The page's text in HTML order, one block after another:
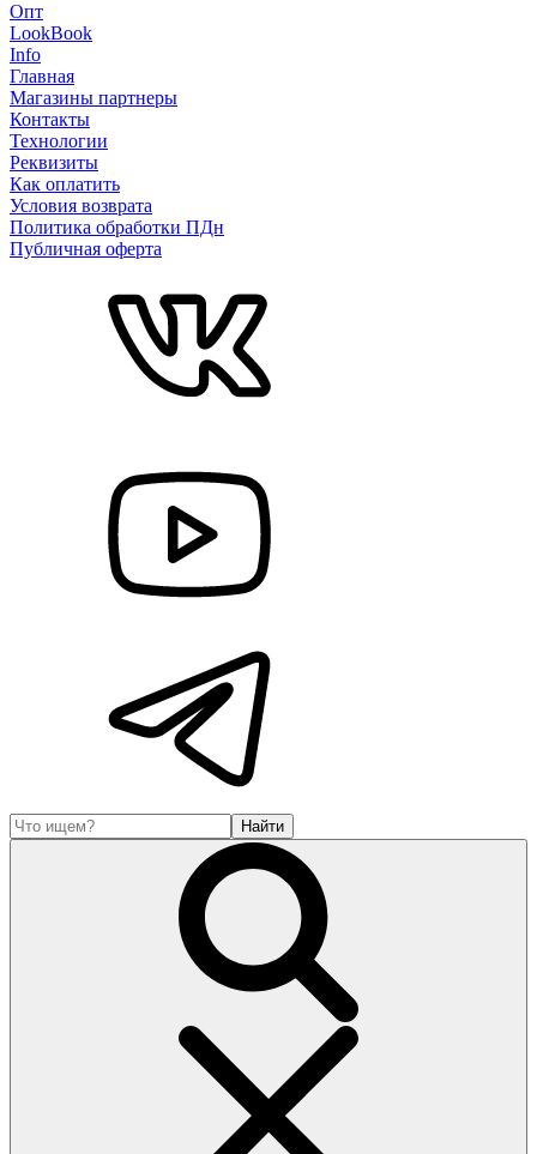
Опт
LookBook
Info
Главная
Магазины партнеры
Контакты
Технологии
Реквизиты
Как оплатить
Условия возврата
Политика обработки ПДн
Публичная оферта
Найти